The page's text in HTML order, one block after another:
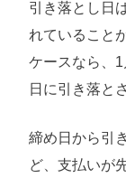
引き落とし日
れていること
ケースなら、
日に引き落と
締め日から引
ど、支払いが